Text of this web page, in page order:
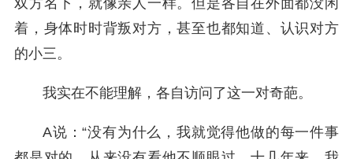
双方名下，就像亲人一样。但是各自在外面都没闲
着，身体时时背叛对方，甚至也都知道、认识对方
的小三。
我实在不能理解，各自访问了这一对奇葩。
A说：“没有为什么，我就觉得他做的每一件事